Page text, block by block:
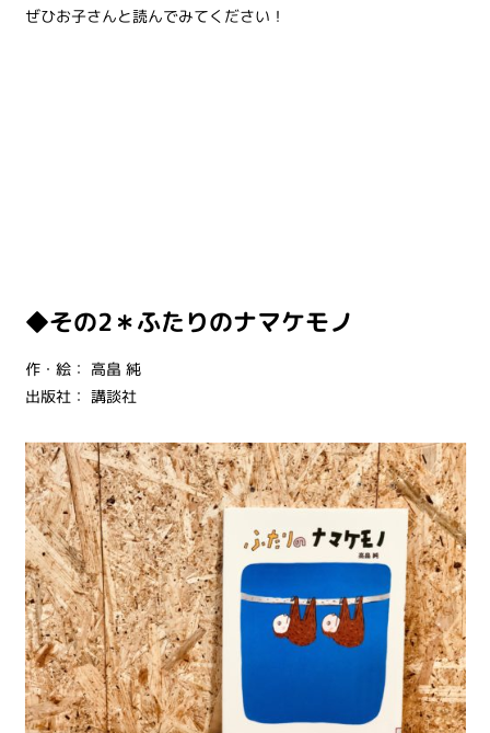
ぜひお子さんと読んでみてください！
◆その2＊ふたりのナマケモノ
作・絵： 高畠 純
出版社： 講談社